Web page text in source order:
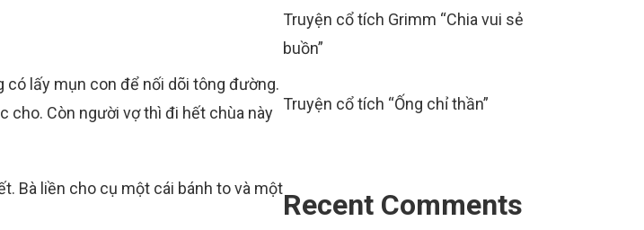
có lấy mụn con để nối dõi tông đường.
cho. Còn người vợ thì đi hết chùa này
Bà liền cho cụ một cái bánh to và một
Truyện cổ tích Grimm “Chia vui sẻ
buồn”
Truyện cổ tích “Ống chỉ thần”
Recent Comments